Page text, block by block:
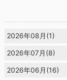
2026年08月(1)
2026年07月(8)
2026年06月(16)